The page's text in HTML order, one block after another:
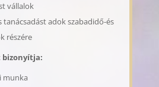
vállalok
adok szabadidő-és
részére
bizonyítja:
munka